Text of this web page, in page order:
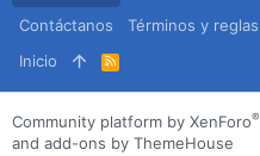
Contáctanos
Términos y reglas
Inicio
R
S
S
Community platform by XenForo®
and add-ons by ThemeHouse